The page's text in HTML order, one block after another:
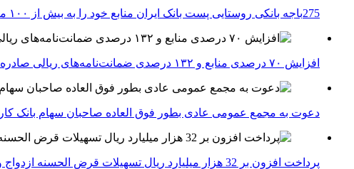
275باجه بانکی روستایی پست بانک ایران منابع خود را به بیش از ۱۰۰ میلیارد ریال افزایش دادند
افزایش ۷۰ درصدی منابع و ۱۳۲ درصدی ضمانت‌نامه‌های ریالی صادره پست بانک ایران در چهارماهه اول سال 1405
دعوت به مجمع عمومی عادی بطور فوق العاده صاحبان سهام بانک
پرداخت افزون بر 32 هزار میلیارد ریال تسهیلات قرض الحسنه ازدواج و فرزندآوری توسط بانک کشاورزی